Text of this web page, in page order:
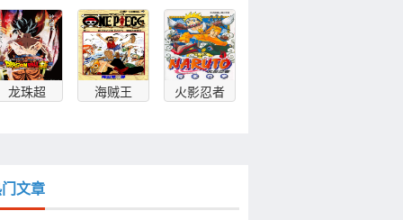
龙珠超 海贼王 火影忍者
文章